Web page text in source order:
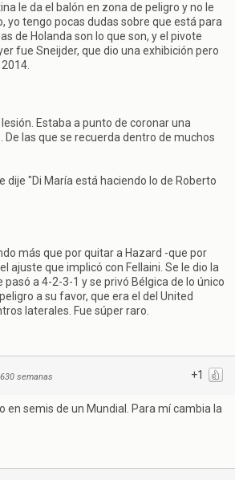
le da el balón en zona de peligro y no le
yo tengo pocas dudas sobre que está para
de Holanda son lo que son, y el pivote
fue Sneijder, que dio una exhibición pero
lesión. Estaba a punto de coronar una
las que se recuerda dentro de muchos
dije "Di María está haciendo lo de Roberto
más que por quitar a Hazard -que por
ajuste que implicó con Fellaini. Se le dio la
pasó a 4-2-3-1 y se privó Bélgica de lo único
a su favor, que era el del United
laterales. Fue súper raro.
+1
semanas
en semis de un Mundial. Para mí cambia la